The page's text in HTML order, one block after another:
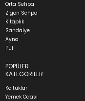
Orta Sehpa
Zigon Sehpa
Kitaplık
Sandalye
Ayna
Puf
POPÜLER
KATEGORİLER
Koltuklar
Yemek Odası